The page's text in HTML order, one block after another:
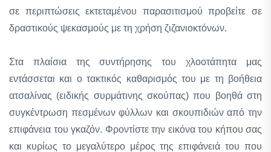
σε περιπτώσεις εκτεταμένου παρασιτισμού προβείτε σε
δραστικούς ψεκασμούς με τη χρήση ζιζανιοκτόνων.
Στα πλαίσια της συντήρησης του χλοοτάπητα μας
εντάσσεται και ο τακτικός καθαρισμός του με τη βοήθεια
ατσαλίνας (ειδικής συρμάτινης σκούπας) που βοηθά στη
συγκέντρωση πεσμένων φύλλων και σκουπιδιών από την
επιφάνεια του γκαζόν. Φροντίστε την εικόνα του κήπου σας
και κυρίως το μεγαλύτερο μέρος της επιφάνειά του που